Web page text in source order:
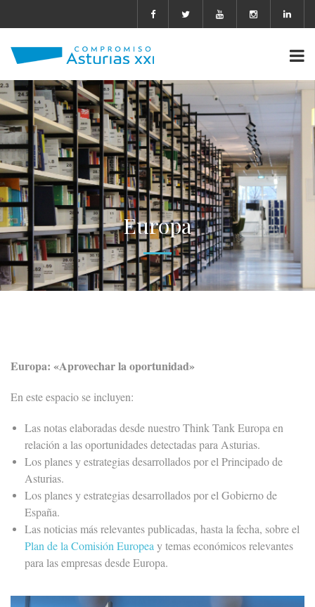
Europa
Europa: «Aprovechar la oportunidad»
En este espacio se incluyen:
Las notas elaboradas desde nuestro Think Tank Europa en
relación a las oportunidades detectadas para Asturias.
Los planes y estrategias desarrollados por el Principado de
Asturias.
Los planes y estrategias desarrollados por el Gobierno de
España.
Las noticias más relevantes publicadas, hasta la fecha, sobre el
Plan de la Comisión Europea y temas económicos relevantes
para las empresas desde Europa.